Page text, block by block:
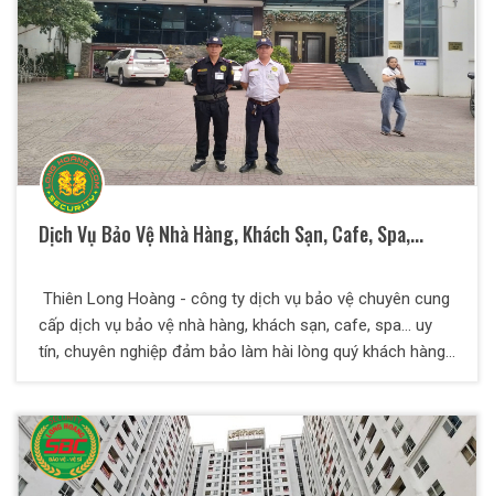
Dịch Vụ Bảo Vệ Nhà Hàng, Khách Sạn, Cafe, Spa,...
Thiên Long Hoàng - công ty dịch vụ bảo vệ chuyên cung
cấp dịch vụ bảo vệ nhà hàng, khách sạn, cafe, spa... uy
tín, chuyên nghiệp đảm bảo làm hài lòng quý khách hàng